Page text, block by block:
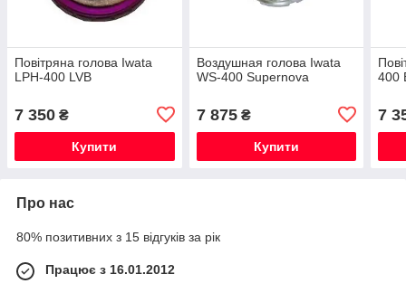
Повітряна голова Iwata
LPH-400 LVB
7 350 ₴
Купити
Воздушная голова Iwata
WS-400 Supernova
7 875₴
Купити
400
7
Про нас
80% позитивних з 15 відгуків за рік
Працює з 16.01.2012